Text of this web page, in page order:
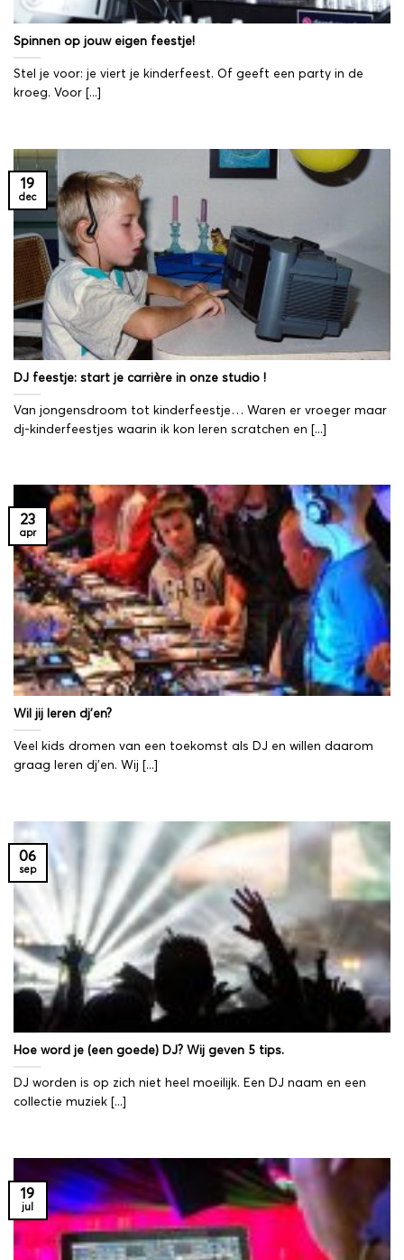
Spinnen op jouw eigen feestje!
Stel je voor: je viert je kinderfeest. Of geeft een party in de
kroeg. Voor [...]
DJ feestje: start je carrière in onze studio !
Van jongensdroom tot kinderfeestje… Waren er vroeger maar
dj-kinderfeestjes waarin ik kon leren scratchen en [...]
19
dec
Wil jij leren dj’en?
Veel kids dromen van een toekomst als DJ en willen daarom
graag leren dj’en. Wij [...]
23
apr
Hoe word je (een goede) DJ? Wij geven 5 tips.
DJ worden is op zich niet heel moeilijk. Een DJ naam en een
collectie muziek [...]
06
sep
19
jul